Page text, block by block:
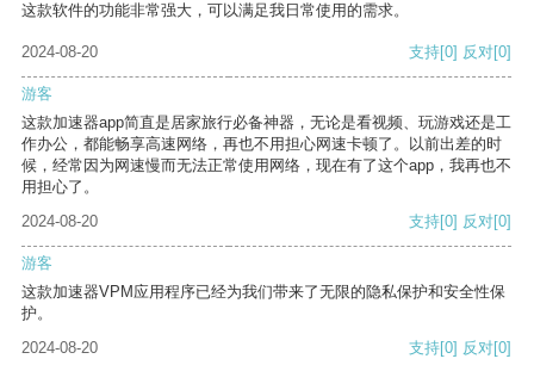
这款软件的功能非常强大，可以满足我日常使用的需求。
2024-08-20 支持[0] 反对[0]
游客
这款加速器app简直是居家旅行必备神器，无论是看视频、玩游戏还是工
作办公，都能畅享高速网络，再也不用担心网速卡顿了。以前出差的时
候，经常因为网速慢而无法正常使用网络，现在有了这个app，我再也不
用担心了。
2024-08-20
支持[0] 反对[0]
游客
这款加速器VPM应用程序已经为我们带来了无限的隐私保护和安全性保
护。
2024-08-20
支持[0] 反对[0]